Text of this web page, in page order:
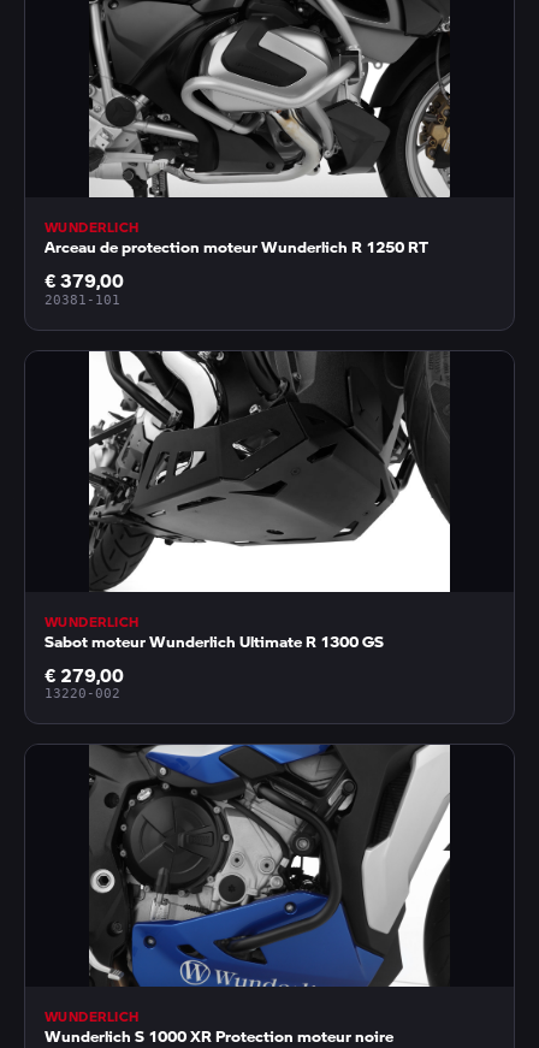
WUNDERLICH
Arceau de protection moteur Wunderlich R 1250 RT
€ 379,00
20381-101
WUNDERLICH
Sabot moteur Wunderlich Ultimate R 1300 GS
€ 279,00
13220-002
WUNDERLICH
Wunderlich S 1000 XR Protection moteur noire